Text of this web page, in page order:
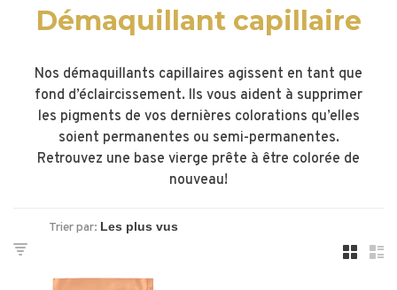
Démaquillant capillaire
Nos démaquillants capillaires agissent en tant que
fond d’éclaircissement. Ils vous aident à supprimer
les pigments de vos dernières colorations qu’elles
soient permanentes ou semi-permanentes.
Retrouvez une base vierge prête à être colorée de
nouveau!
Trier par: